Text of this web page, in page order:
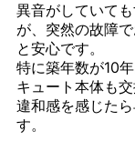
異音がしていて
が、突然の故障
と安心です。
特に築年数が10
キュート本体も
違和感を感じた
す。